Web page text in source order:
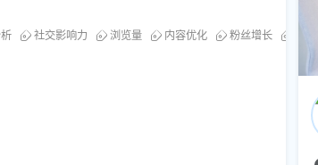
社交影响力 浏览量 内容优化 粉丝增长